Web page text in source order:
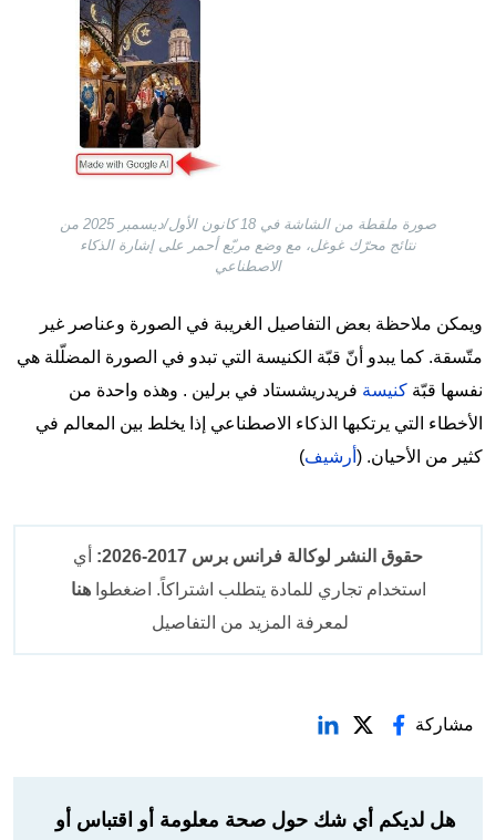
صورة ملقطة من الشاشة في 18 كانون الأول/ديسمبر 2025 من
نتائج محرّك غوغل، مع وضع مربّع أحمر على إشارة الذكاء
الاصطناعي
ويمكن ملاحظة بعض التفاصيل الغريبة في الصورة وعناصر غير
متّسقة. كما يبدو أنّ قبّة الكنيسة التي تبدو في الصورة المضلّلة هي
نفسها قبّة كنيسة فريدريشستاد في برلين . وهذه واحدة من
الأخطاء التي يرتكبها الذكاء الاصطناعي إذا يخلط بين المعالم في
كثير من الأحيان. ( أرشيف)
حقوق النشر لوكالة فرانس برس 2017-2026:
أي
استخدام تجاري للمادة يتطلب اشتراكاً. اضغطواهنا
لمعرفة المزيد من التفاصيل
مشاركة
هل لديكم أي شك حول صحة معلومة أو اقتباس أو